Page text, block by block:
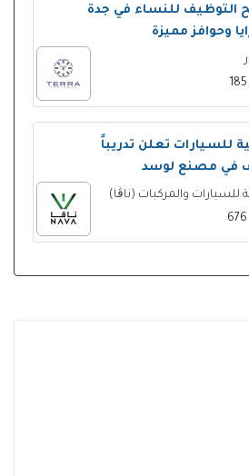
التوظيف للنساء في جدة
وحوافز مميزة
للسيارات تعلن تدريباً
في مصنع لوسد
للسيارات والمركبات (ناڨا)